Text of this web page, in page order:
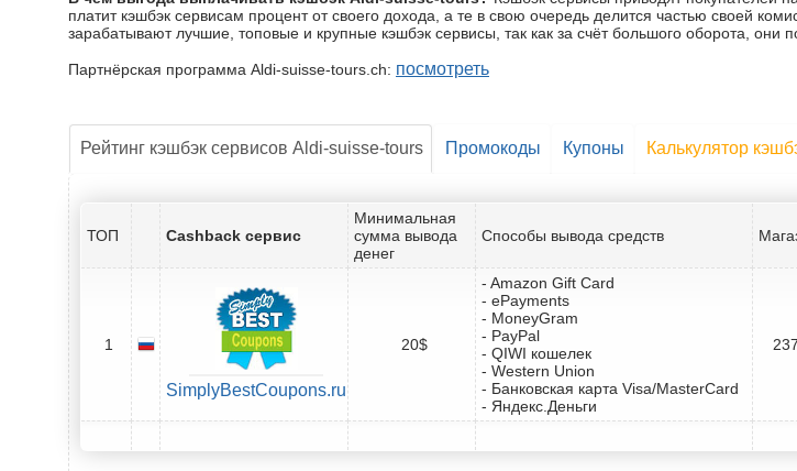
платит кэшбэк сервисам процент от своего дохода, а те в свою очередь делится частью своей
зарабатывают лучшие, топовые и крупные кэшбэк сервисы, так как за счёт большого оборота,
Партнёрская программа Aldi-suisse-tours.ch: посмотреть
Рейтинг кэшбэк сервисов Aldi-suisse-tours Промокоды Купоны Калькулятор
ТОП Cashback сервис
Минимальная
сумма вывода
денег
Способы вывода средств
1
SimplyBestCoupons.ru
20$
- Amazon Gift Card
- ePayments
- MoneyGram
- PayPal
- QIWI кошелек
- Western Union
- Банковская карта Visa/MasterCard
- Яндекс.Деньги